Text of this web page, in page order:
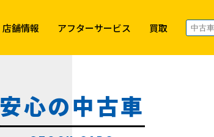
店舗情報 アフターサービス 買取
安心の中古車